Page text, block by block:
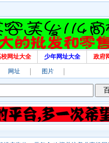
网址大全 少年网址大全 政府
网址 图片